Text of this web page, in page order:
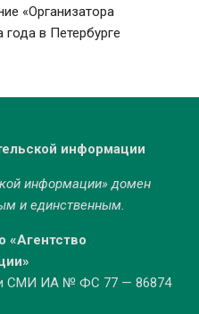
«Организатора
в Петербурге
информации
информации» домен
и единственным.
«Агентство
СМИ ИА № ФС 77 — 86874